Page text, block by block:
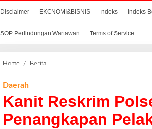
Disclaimer EKONOMI&BISNIS Indeks Indeks
SOP Perlindungan Wartawan Terms of Service
Home / Berita
Daerah
Kanit Reskrim
Penangkapan